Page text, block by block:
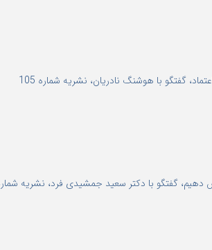
گفتگو با هوشنگ نادریان، نشریه شماره 105
دهیم، گفتگو با دکتر سعید جمشیدی فرد، نشریه شماره